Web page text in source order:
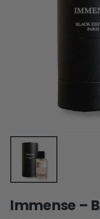
Immense –